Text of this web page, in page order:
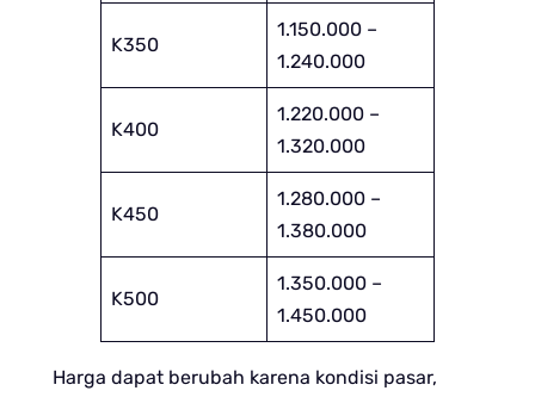
K350
1.150.000 –
1.240.000
K400
1.220.000 –
1.320.000
K450
1.280.000 –
1.380.000
K500
1.350.000 –
1.450.000
Harga dapat berubah karena kondisi pasar,